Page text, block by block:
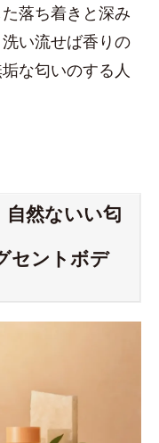
落ち着きと深み
い流せば香りの
な匂いのする人
然ないい匂
セントボデ